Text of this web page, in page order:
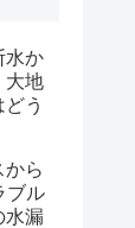
水か
大地
う
から
ブル
水漏